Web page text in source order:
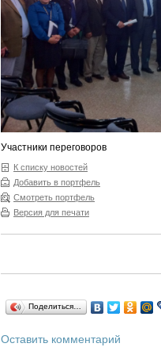
Участники переговоров
К списку новостей
Добавить в портфель
Смотреть портфель
Версия для печати
Поделиться…
Оставить комментарий